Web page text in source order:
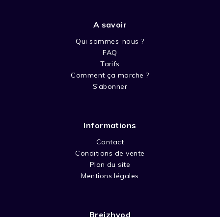
A savoir
Qui sommes-nous ?
FAQ
Tarifs
Comment ça marche ?
S’abonner
Informations
Contact
Conditions de vente
Plan du site
Mentions légales
Breizhvod